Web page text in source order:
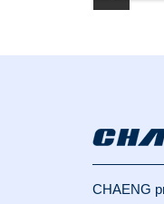
CHAENG